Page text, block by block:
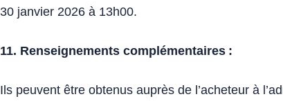
30 janvier 2026 à 13h00.
11. Renseignements complémentaires :
Ils peuvent être obtenus auprès de l’acheteur à